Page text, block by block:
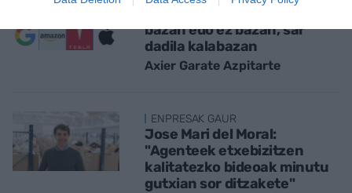
bazan edo ez bazan, sar
dadila kalabazan
Axier Garate Azpitarte
ENPRESAK GAUR
Jose Mari del Moral:
"Agenteek etxebizitzen
kalitatezko bideoak minutu
gutxian sor ditzakete"